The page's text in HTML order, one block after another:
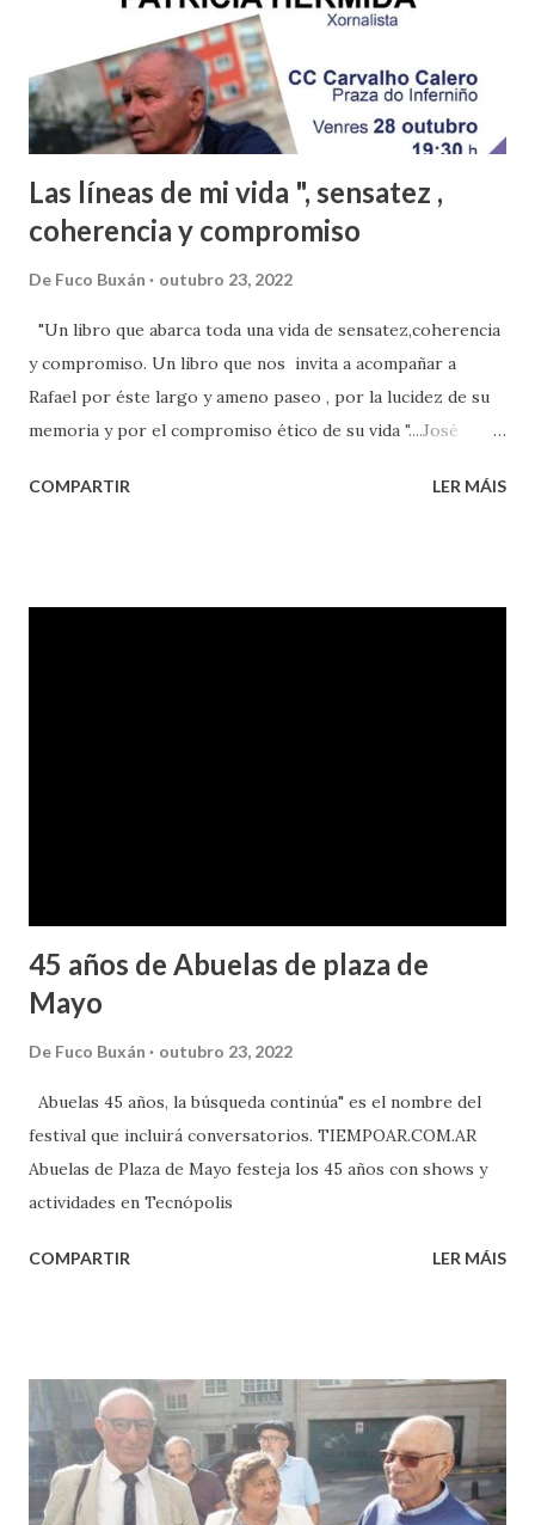
Las líneas de mi vida ", sensatez ,
coherencia y compromiso
De Fuco Buxán outubro 23, 2022
"Un libro que abarca toda una vida de sensatez,coherencia
y compromiso. Un libro que nos invita a acompañar a
Rafael por éste largo y ameno paseo , por la lucidez de su
memoria y por el compromiso ético de su vida "....José
luchador incansable, son hoy un vlaro testimonio de un
COMPARTIR LER MÁIS
45 años de Abuelas de plaza de
Mayo
De Fuco Buxán outubro 23, 2022
Abuelas 45 años, la búsqueda continúa" es el nombre del
festival que incluirá conversatorios. TIEMPOAR.COM.AR
Abuelas de Plaza de Mayo festeja los 45 años con shows y
actividades en Tecnópolis
COMPARTIR LER MÁIS